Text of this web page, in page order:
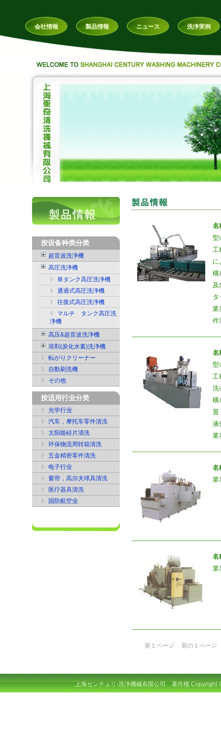
会社情報 製品情報 ニュース 洗浄実例
按设备种类分类
超音波洗浄機
高圧洗浄機
単タンク高圧洗浄機
通過式高圧洗浄機
往復式高圧洗浄機
マルチ タンク高圧洗
浄機
高压&超音波洗浄機
溶剤(炭化水素)洗浄機
転がりクリーナー
自動刷洗機
その他
按适用行业分类
光学行业
汽车，摩托车零件清洗
太阳能硅片清洗
环保物流周转箱清洗
五金精密零件清洗
电子行业
窗帘，高尔夫球具清洗
医疗器具清洗
国防航空业
名
型
工
に
構
及
タ
業
件
名
型
工
洗
構
置
液
業
名
業
名
業
第１ページ 前の１ページ
上海センチュリ‐洗浄機械有限公司 著作権 Copyright